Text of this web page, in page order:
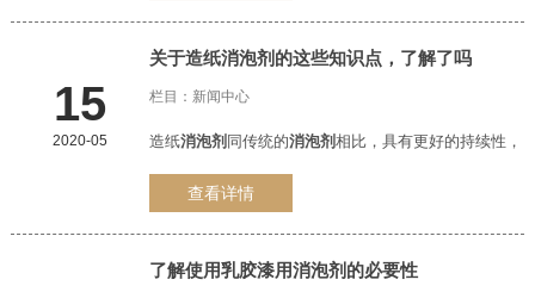
15
2020-05
关于造纸消泡剂 的这些知识点，了解了吗
栏目： 新闻中心
造纸消泡剂 同传统的消泡剂相比，具有更好的持续性，
查看详情
了解使用乳胶漆用消泡剂 的必要性